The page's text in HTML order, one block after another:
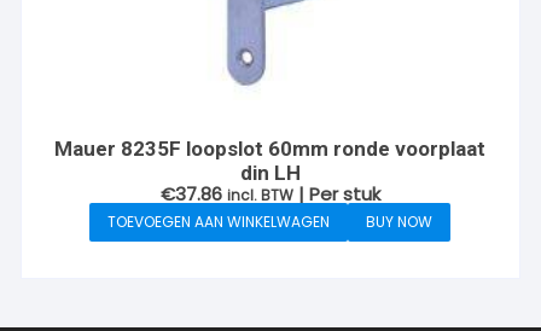
Mauer 8235F loopslot 60mm ronde voorplaat
din LH
€37.86 incl. BTW | Per stuk
TOEVOEGEN AAN WINKELWAGEN BUY NOW